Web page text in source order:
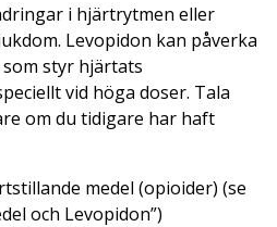
i hjärtrytmen eller
Levopidon kan påverka
styr hjärtats
vid höga doser. Tala
om du tidigare har haft
medel (opioider) (se
och Levopidon”)